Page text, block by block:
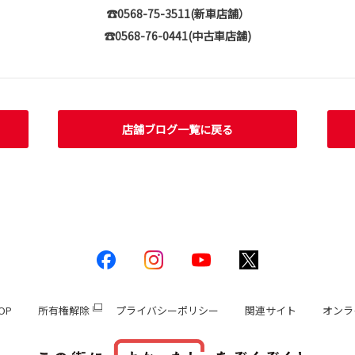
☎0568-75-3511(新車店舗）
☎0568-76-0441(中古車店舗)
店舗ブログ一覧に戻る
所有権解除 プライバシーポリシー 関連サイト オン